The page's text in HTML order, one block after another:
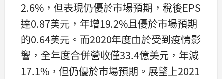
2.6%，但表現仍優於市場預期，稅後EPS
達0.87美元，年增19.2%且優於市場預期
的0.64美元。而2020年度由於受到疫情影
響，全年度合併營收僅33.4億美元，年減
17.1%，但仍優於市場預期。展望上2021